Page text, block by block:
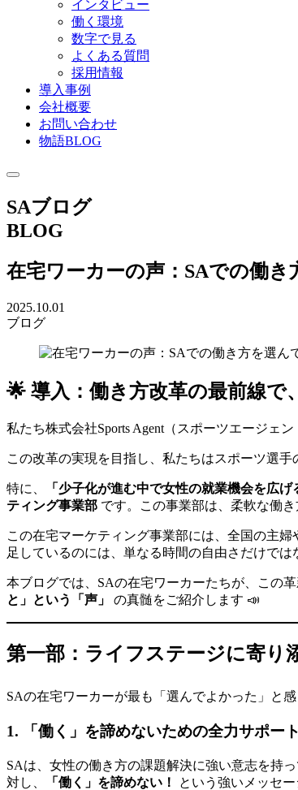
インタビュー
働く環境
数字で見る
よくある質問
採用情報
導入事例
会社概要
お問い合わせ
物語BLOG
SAブログ
BLOG
在宅ワーカーの声：SAでの働
2025.10.01
ブログ
🌟 導入：働き方改革の最前線
私たち株式会社Sports Agent（スポーツエージェ
この改革の実現を目指し、私たちはスポーツ選
特に、 「少子化が進む中で女性の就業機会を広げ
ティング事業部 です。この事業部は、柔軟な働
この在宅マーケティング事業部には、全国の主
足しているのには、単なる時間の自由さだけで
本ブログでは、SAの在宅ワーカーたちが、この
と」という「声」
の真髄をご紹介します 📣
第一部：ライフステージに寄り
SAの在宅ワーカーが最も「選んでよかった」と
1. 「働く」を諦めないための全力サポー
SAは、女性の働き方の課題解決に強い意志を持
対し、
「働く」を諦めない！ という強いメッセ